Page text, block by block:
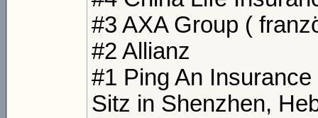
#3 AXA Group (
#2 Allianz
#1 Ping An
Sitz in Shenzhen,